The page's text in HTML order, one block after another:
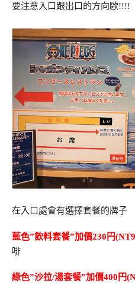
要注意入口跟出口的方向歐!!!!
在入口處會有選擇套餐的牌子
藍色”飲料套餐”加價230円
啡
綠色”沙拉/湯套餐”加價400円